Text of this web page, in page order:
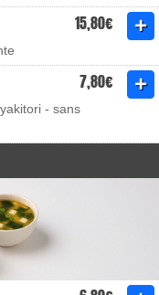
15,80€
7,80€
- sans